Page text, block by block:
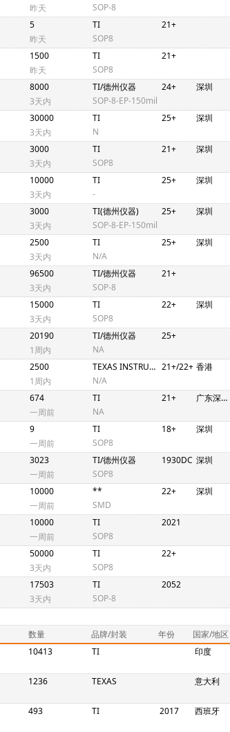
昨天
SOP-8
5
昨天
TI
SOP8
21+
1500
昨天
TI
SOP8
21+
8000
3天内
TI/德州仪器
SOP-8-EP-150mil
24+ 深圳
30000
3天内
TI
N
25+ 深圳
3000
3天内
TI
SOP8
21+ 深圳
10000
3天内
TI
-
25+ 深圳
3000
3天内
TI(德州仪器)
SOP-8-EP-150mil
25+ 深圳
2500
3天内
TI
N/A
25+ 深圳
96500
3天内
TI/德州仪器
SOP-8
21+
15000
3天内
TI
SOP8
22+ 深圳
20190
1周内
TI/德州仪器
NA
25+
2500
1周内
TEXAS INSTRUMENTS
N/A
21+/22+ 香港
674
一周前
TI
NA
21+ 广东深圳
9
一周前
TI
SOP8
18+ 深圳
3023
一周前
TI/德州仪器
SOP8
1930DC 深圳
10000
一周前
**
SMD
22+ 深圳
10000
一周前
TI
SOP8
2021
50000
3天内
TI
SOP8
22+
17503
3天内
TI
SOP-8
2052
数量 品牌/封装 年份 国家/地区
10413 TI 印度
1236 TEXAS 意大利
493 TI 2017 西班牙